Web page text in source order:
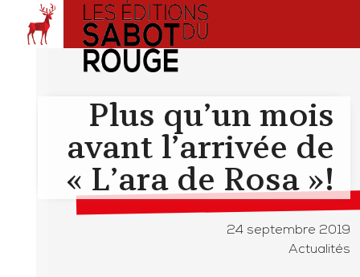
Plus qu’un mois
avant l’arrivée de
« L’ara de Rosa »!
24 septembre 2019
Actualités